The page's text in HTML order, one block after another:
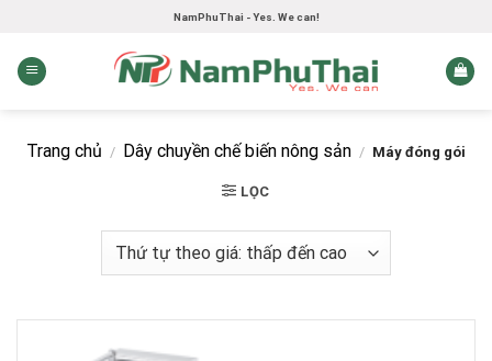
content
NamPhuThai - Yes. We can!
Trang chủ / Dây chuyền chế biến nông sản / Máy đóng gói
LỌC